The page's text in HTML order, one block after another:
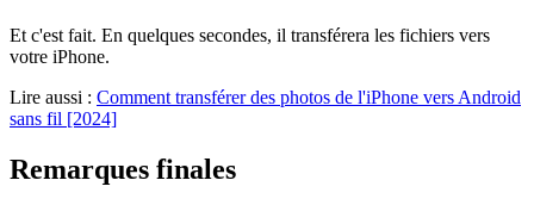
Et c'est fait. En quelques secondes, il transférera les fichiers vers
votre iPhone.
Lire aussi : Comment transférer des photos de l'iPhone vers Android
sans fil [2024]
Remarques finales